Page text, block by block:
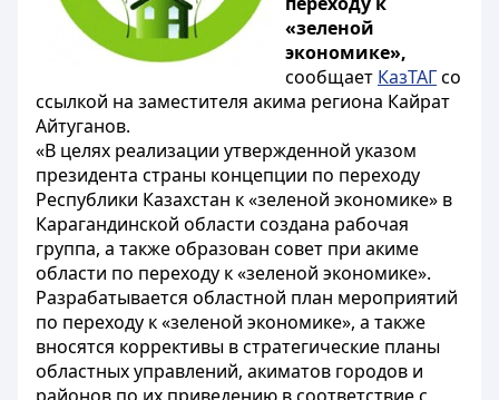
«зеленой
экономике»,
сообщает КазТАГсо
ссылкой на заместителя акима региона Кайрат
Айтуганов.
«В целях реализации утвержденной указом
президента страны концепции по переходу
Республики Казахстан к «зеленой экономике» в
Карагандинской области создана рабочая
группа, а также образован совет при акиме
области по переходу к «зеленой экономике».
Разрабатывается областной план мероприятий
по переходу к «зеленой экономике», а также
вносятся коррективы в стратегические планы
областных управлений, акиматов городов и